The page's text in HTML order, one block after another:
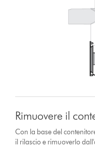
Rimuovere il
Con la base del
il rilascio e rimuoverlo